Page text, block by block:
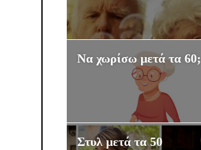
Να χωρίσω μετά τα 60;
Στυλ μετά τα 50